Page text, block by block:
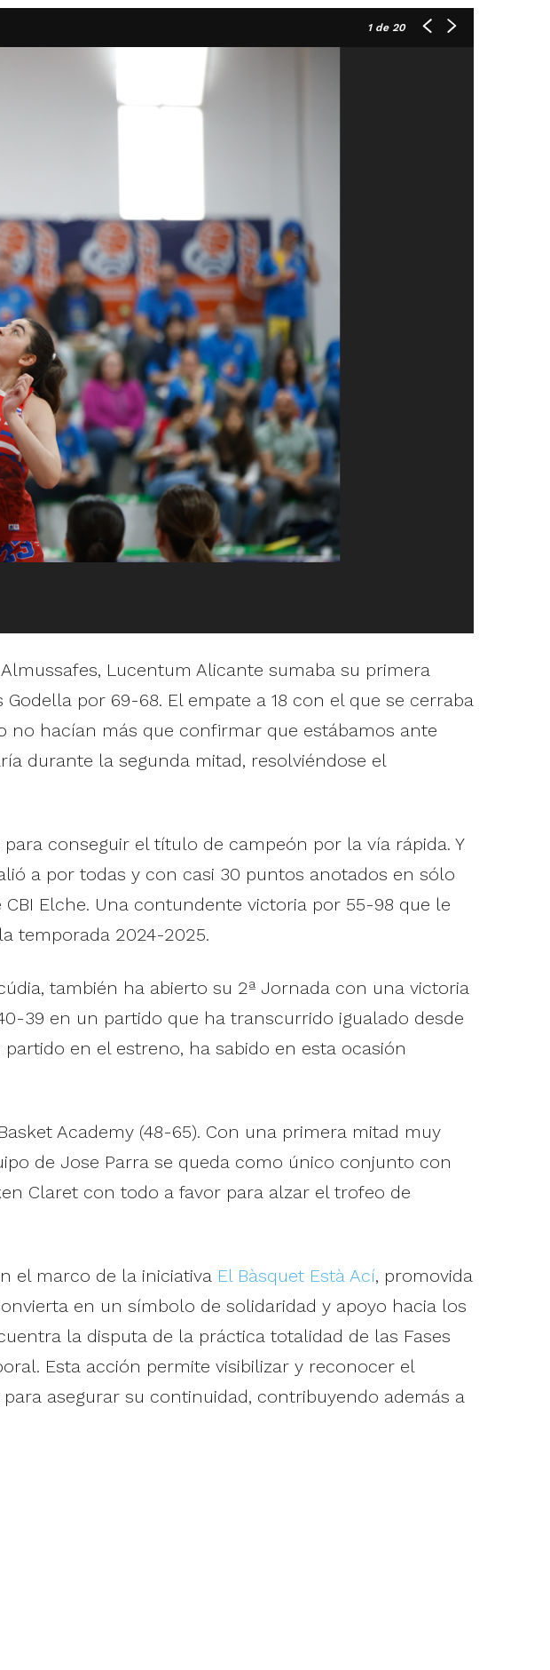
1de 20
Lucentum Alicante sumaba su primera
por 69-68. El empate a 18 con el que se cerraba
no hacían más que confirmar que estábamos ante
durante la segunda mitad, resolviéndose el
conseguir el título de campeón por la vía rápida. Y
a por todas y con casi 30 puntos anotados en sólo
Elche. Una contundente victoria por 55-98 que le
temporada 2024-2025.
también ha abierto su 2ª Jornada con una victoria
39 en un partido que ha transcurrido igualado desde
en el estreno, ha sabido en esta ocasión
Academy (48-65). Con una primera mitad muy
de Jose Parra se queda como único conjunto con
Claret con todo a favor para alzar el trofeo de
el marco de la iniciativa El Bàsquet Està Ací, promovida
en un símbolo de solidaridad y apoyo hacia los
la disputa de la práctica totalidad de las Fases
Esta acción permite visibilizar y reconocer el
asegurar su continuidad, contribuyendo además a